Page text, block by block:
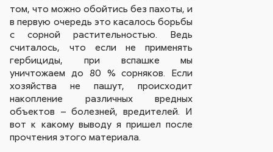
том, что можно обойтись без пахоты, и
в первую очередь это касалось борьбы
с сорной растительностью. Ведь
считалось, что если не применять
гербициды, при вспашке мы
уничтожаем до 80 % сорняков. Если
хозяйства не пашут, происходит
накопление различных вредных
объектов – болезней, вредителей. И
вот к какому выводу я пришел после
прочтения этого материала.